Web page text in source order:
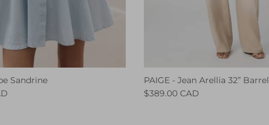
Sandrine
PAIGE - Jean Arellia 32” Barrel
$389.00 CAD